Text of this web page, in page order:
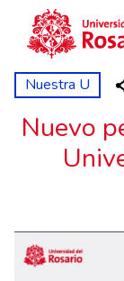
Skip to main
Nuestra U
Nuevo